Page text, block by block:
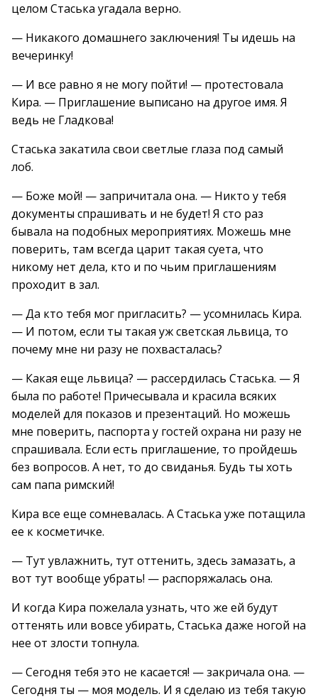
целом Стаська угадала верно.
— Никакого домашнего заключения! Ты идешь на
вечеринку!
— И все равно я не могу пойти! — протестовала
Кира. — Приглашение выписано на другое имя. Я
ведь не Гладкова!
Стаська закатила свои светлые глаза под самый
лоб.
— Боже мой! — запричитала она. — Никто у тебя
документы спрашивать и не будет! Я сто раз
бывала на подобных мероприятиях. Можешь мне
поверить, там всегда царит такая суета, что
никому нет дела, кто и по чьим приглашениям
проходит в зал.
— Да кто тебя мог пригласить? — усомнилась Кира.
— И потом, если ты такая уж светская львица, то
почему мне ни разу не похвасталась?
— Какая еще львица? — рассердилась Стаська. — Я
была по работе! Причесывала и красила всяких
моделей для показов и презентаций. Но можешь
мне поверить, паспорта у гостей охрана ни разу не
спрашивала. Если есть приглашение, то пройдешь
без вопросов. А нет, то до свиданья. Будь ты хоть
сам папа римский!
Кира все еще сомневалась. А Стаська уже потащила
ее к косметичке.
— Тут увлажнить, тут оттенить, здесь замазать, а
вот тут вообще убрать! — распоряжалась она.
И когда Кира пожелала узнать, что же ей будут
оттенять или вовсе убирать, Стаська даже ногой на
нее от злости топнула.
— Сегодня тебя это не касается! — закричала она. —
Сегодня ты — моя модель. И я сделаю из тебя такую